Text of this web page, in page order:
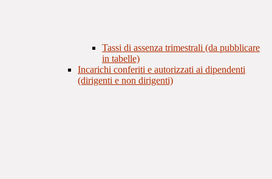
Tassi di assenza trimestrali (da pubblicare
in tabelle)
Incarichi conferiti e autorizzati ai dipendenti
(dirigenti e non dirigenti)